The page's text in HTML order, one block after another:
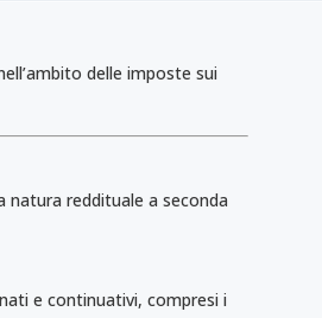
delle imposte sui
natura reddituale a seconda
e continuativi, compresi i